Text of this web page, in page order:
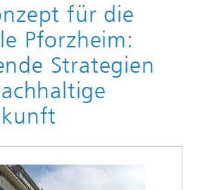
für die
Pforzheim:
Strategien